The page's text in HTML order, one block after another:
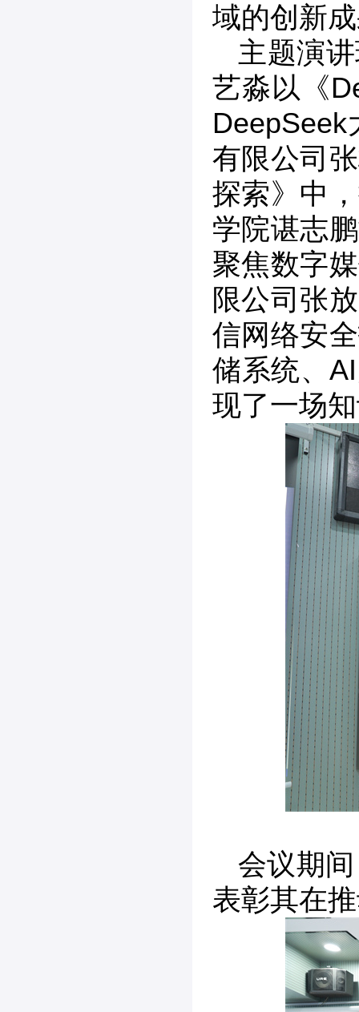
域的创新
主题演
艺淼以《
有限公司
探索》中
学院谌志
聚焦数字
限公司张
信网络安
储系统、
现了一场
会议期
表彰其在